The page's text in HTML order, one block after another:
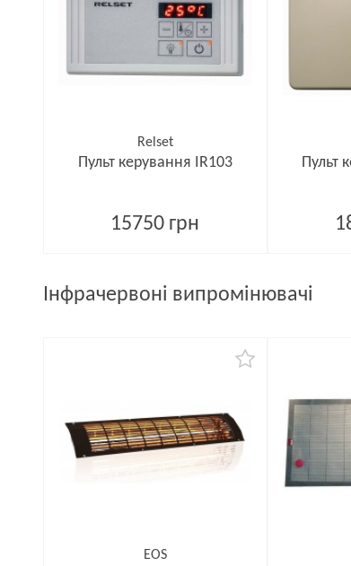
Relset
Пульт керування IR103
15750 грн
Пульт
Інфрачервоні випромінювачі
EOS